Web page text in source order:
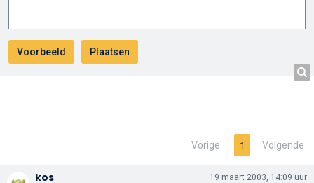
Vorige 1 Volgende
kos 19 maart 2003, 14:09 uur